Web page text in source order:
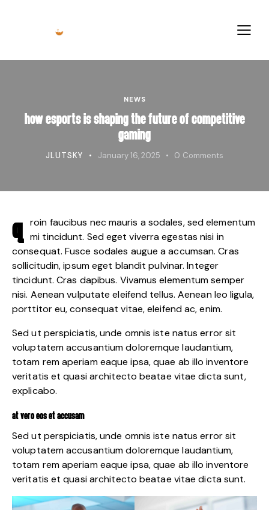
NEWS
HOW ESPORTS IS SHAPING THE FUTURE OF COMPETITIVE
GAMING
JLUTSKY January 16, 2025 0 Comments
Q
roin faucibus nec mauris a sodales, sed elementum
mi tincidunt. Sed eget viverra egestas nisi in
consequat. Fusce sodales augue a accumsan. Cras
sollicitudin, ipsum eget blandit pulvinar. Integer
tincidunt. Cras dapibus. Vivamus elementum semper
nisi. Aenean vulputate eleifend tellus. Aenean leo ligula,
porttitor eu, consequat vitae, eleifend ac, enim.
Sed ut perspiciatis, unde omnis iste natus error sit
voluptatem accusantium doloremque laudantium,
totam rem aperiam eaque ipsa, quae ab illo inventore
veritatis et quasi architecto beatae vitae dicta sunt,
explicabo.
AT VERO EOS ET ACCUSAM
Sed ut perspiciatis, unde omnis iste natus error sit
voluptatem accusantium doloremque laudantium,
totam rem aperiam eaque ipsa, quae ab illo inventore
veritatis et quasi architecto beatae vitae dicta sunt.